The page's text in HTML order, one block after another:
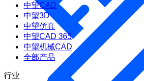
中望CAD
中望3D
中望仿真
中望CAD 365
中望机械CAD
全部产品
行业